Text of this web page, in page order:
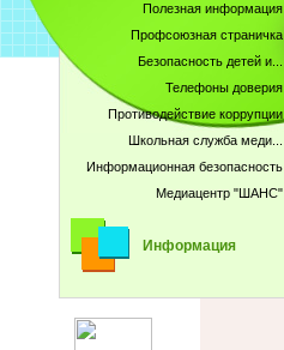
Полезная информация
Профсоюзная страничка
Безопасность детей и...
Телефоны доверия
Противодействие коррупции
Школьная служба меди...
Информационная безопасность
Медиацентр "ШАНС"
Информация